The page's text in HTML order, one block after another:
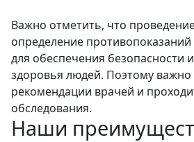
Важно отметить, что
определение
для обеспечения безопасности
здоровья людей. Поэтому
рекомендации врачей и
обследования.
Наши